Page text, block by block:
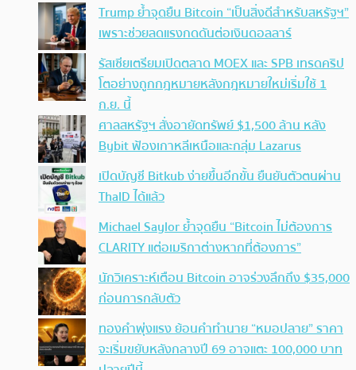
Trump ย้ำจุดยืน Bitcoin “เป็นสิ่งดีสำหรับสหรัฐฯ”
เพราะช่วยลดแรงกดดันต่อเงินดอลลาร์
รัสเซียเตรียมเปิดตลาด MOEX และ SPB เทรดคริป
โตอย่างถูกกฎหมายหลังกฎหมายใหม่เริ่มใช้ 1
ก.ย. นี้
ศาลสหรัฐฯ สั่งอายัดทรัพย์ $1,500 ล้าน หลัง
Bybit ฟ้องเกาหลีเหนือและกลุ่ม Lazarus
เปิดบัญชี Bitkub ง่ายขึ้นอีกขั้น ยืนยันตัวตนผ่าน
ThaID ได้แล้ว
Michael Saylor ย้ำจุดยืน “Bitcoin ไม่ต้องการ
CLARITY แต่อเมริกาต่างหากที่ต้องการ”
นักวิเคราะห์เตือน Bitcoin อาจร่วงลึกถึง $35,000
ก่อนการกลับตัว
ทองคำพุ่งแรง ย้อนคำทำนาย “หมอปลาย” ราคา
จะเริ่มขยับหลังกลางปี 69 อาจแตะ 100,000 บาท